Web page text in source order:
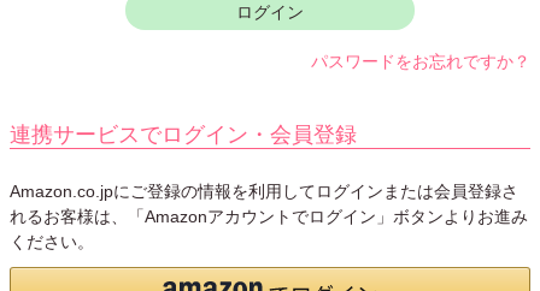
ログイン
パスワードをお忘れですか？
連携サービスでログイン・会員登録
Amazon.co.jpにご登録の情報を利用してログインまたは会員登録さ
れるお客様は、「Amazonアカウントでログイン」ボタンよりお進み
ください。